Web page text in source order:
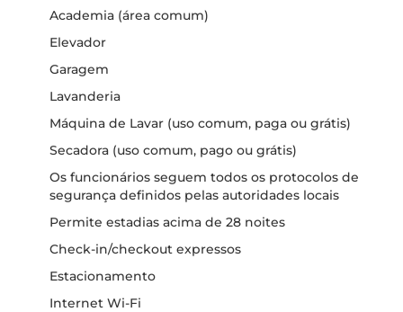
Academia (área comum)
Elevador
Garagem
Lavanderia
Máquina de Lavar (uso comum, paga ou grátis)
Secadora (uso comum, pago ou grátis)
Os funcionários seguem todos os protocolos de
segurança definidos pelas autoridades locais
Permite estadias acima de 28 noites
Check-in/checkout expressos
Estacionamento
Internet Wi-Fi